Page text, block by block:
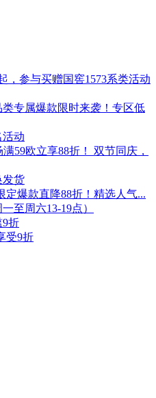
，参与买赠国窖1573系类活动
类专属爆款限时来袭！专区低
活动
59欧立享88折！ 双节同庆，
发货
定爆款直降88折！精选人气...
至周六13-19点）
9折
受9折